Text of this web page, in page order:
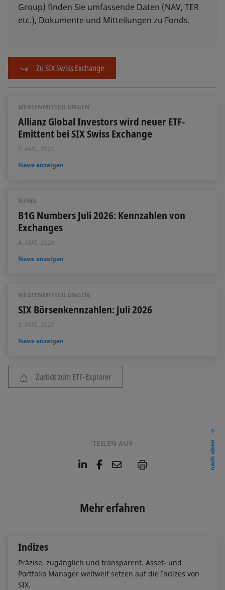
Group) finden Sie umfassende Daten (NAV, TER
etc.), Dokumente und Mitteilungen zu Fonds.
Zu SIX Swiss Exchange
MEDIENMITTEILUNGEN
Allianz Global Investors wird neuer ETF-
Emittent bei SIX Swiss Exchange
7. AUG. 2026
News anzeigen
NEWS
B1G Numbers Juli 2026: Kennzahlen von
Exchanges
4. AUG. 2026
News anzeigen
MEDIENMITTEILUNGEN
SIX Börsenkennzahlen: Juli 2026
3. AUG. 2026
News anzeigen
Zurück zum ETF-Explorer
TEILEN AUF
L
e
d
F
o
E
l
P
nach oben
Mehr erfahren
Indizes
Präzise, zugänglich und transparent. Asset- und
Portfolio Manager weltweit setzen auf die Indizes von
SIX.